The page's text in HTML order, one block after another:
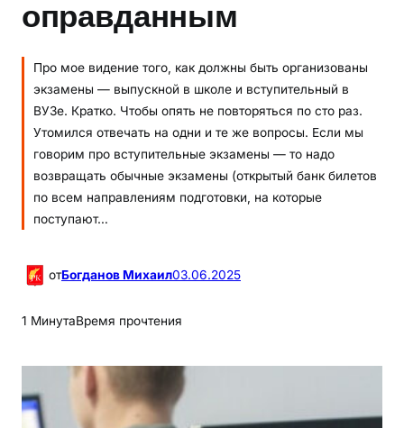
оправданным
Про мое видение того, как должны быть организованы
экзамены — выпускной в школе и вступительный в
ВУЗе. Кратко. Чтобы опять не повторяться по сто раз.
Утомился отвечать на одни и те же вопросы. Если мы
говорим про вступительные экзамены — то надо
возвращать обычные экзамены (открытый банк билетов
по всем направлениям подготовки, на которые
поступают…
отБогданов Михаил03.06.2025
1 МинутаВремя прочтения